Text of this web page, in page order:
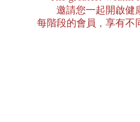
邀請您一起開啟健
每階段的會員，享有不